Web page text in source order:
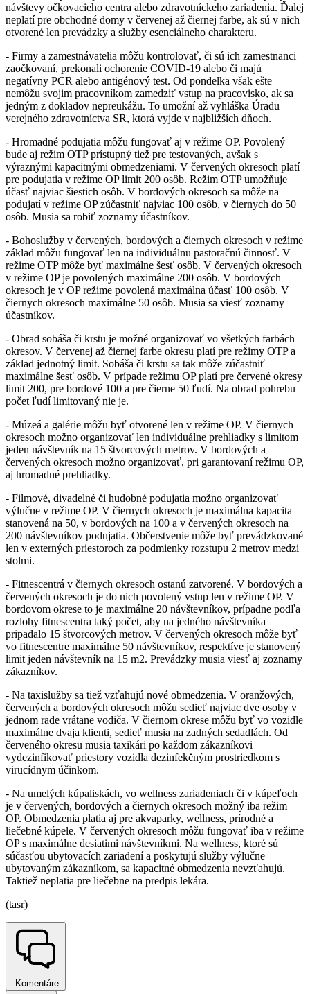
návštevy očkovacieho centra alebo zdravotníckeho zariadenia. Ďalej
neplatí pre obchodné domy v červenej až čiernej farbe, ak sú v nich
otvorené len prevádzky a služby esenciálneho charakteru.
- Firmy a zamestnávatelia môžu kontrolovať, či sú ich zamestnanci
zaočkovaní, prekonali ochorenie COVID-19 alebo či majú
negatívny PCR alebo antigénový test. Od pondelka však ešte
nemôžu svojim pracovníkom zamedziť vstup na pracovisko, ak sa
jedným z dokladov nepreukážu. To umožní až vyhláška Úradu
verejného zdravotníctva SR, ktorá vyjde v najbližších dňoch.
- Hromadné podujatia môžu fungovať aj v režime OP. Povolený
bude aj režim OTP prístupný tiež pre testovaných, avšak s
výraznými kapacitnými obmedzeniami. V červených okresoch platí
pre podujatia v režime OP limit 200 osôb. Režim OTP umožňuje
účasť najviac šiestich osôb. V bordových okresoch sa môže na
podujatí v režime OP zúčastniť najviac 100 osôb, v čiernych do 50
osôb. Musia sa robiť zoznamy účastníkov.
- Bohoslužby v červených, bordových a čiernych okresoch v režime
základ môžu fungovať len na individuálnu pastoračnú činnosť. V
režime OTP môže byť maximálne šesť osôb. V červených okresoch
v režime OP je povolených maximálne 200 osôb. V bordových
okresoch je v OP režime povolená maximálna účasť 100 osôb. V
čiernych okresoch maximálne 50 osôb. Musia sa viesť zoznamy
účastníkov.
- Obrad sobáša či krstu je možné organizovať vo všetkých farbách
okresov. V červenej až čiernej farbe okresu platí pre režimy OTP a
základ jednotný limit. Sobáša či krstu sa tak môže zúčastniť
maximálne šesť osôb. V prípade režimu OP platí pre červené okresy
limit 200, pre bordové 100 a pre čierne 50 ľudí. Na obrad pohrebu
počet ľudí limitovaný nie je.
- Múzeá a galérie môžu byť otvorené len v režime OP. V čiernych
okresoch možno organizovať len individuálne prehliadky s limitom
jeden návštevník na 15 štvorcových metrov. V bordových a
červených okresoch možno organizovať, pri garantovaní režimu OP,
aj hromadné prehliadky.
- Filmové, divadelné či hudobné podujatia možno organizovať
výlučne v režime OP. V čiernych okresoch je maximálna kapacita
stanovená na 50, v bordových na 100 a v červených okresoch na
200 návštevníkov podujatia. Občerstvenie môže byť prevádzkované
len v externých priestoroch za podmienky rozstupu 2 metrov medzi
stolmi.
- Fitnescentrá v čiernych okresoch ostanú zatvorené. V bordových a
červených okresoch je do nich povolený vstup len v režime OP. V
bordovom okrese to je maximálne 20 návštevníkov, prípadne podľa
rozlohy fitnescentra taký počet, aby na jedného návštevníka
pripadalo 15 štvorcových metrov. V červených okresoch môže byť
vo fitnescentre maximálne 50 návštevníkov, respektíve je stanovený
limit jeden návštevník na 15 m2. Prevádzky musia viesť aj zoznamy
zákazníkov.
- Na taxislužby sa tiež vzťahujú nové obmedzenia. V oranžových,
červených a bordových okresoch môžu sedieť najviac dve osoby v
jednom rade vrátane vodiča. V čiernom okrese môžu byť vo vozidle
maximálne dvaja klienti, sedieť musia na zadných sedadlách. Od
červeného okresu musia taxikári po každom zákazníkovi
vydezinfikovať priestory vozidla dezinfekčným prostriedkom s
virucídnym účinkom.
- Na umelých kúpaliskách, vo wellness zariadeniach či v kúpeľoch
je v červených, bordových a čiernych okresoch možný iba režim
OP. Obmedzenia platia aj pre akvaparky, wellness, prírodné a
liečebné kúpele. V červených okresoch môžu fungovať iba v režime
OP s maximálne desiatimi návštevníkmi. Na wellness, ktoré sú
súčasťou ubytovacích zariadení a poskytujú služby výlučne
ubytovaným zákazníkom, sa kapacitné obmedzenia nevzťahujú.
Taktiež neplatia pre liečebne na predpis lekára.
(tasr)
Komentáre